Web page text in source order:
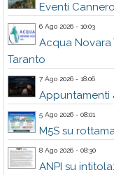
Eventi
6 Ago 2026 - 10:03
Acqua Novara
Taranto
7 Ago 2026 - 18:06
Appuntamenti
5 Ago 2026 - 08:01
M5S su
8 Ago 2026 - 08:30
ANPI su